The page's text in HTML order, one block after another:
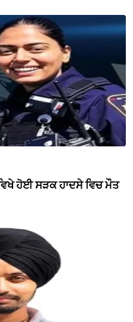
ਹੋਈ ਸੜਕ ਹਾਦਸੇ ਵਿਚ ਮੌਤ